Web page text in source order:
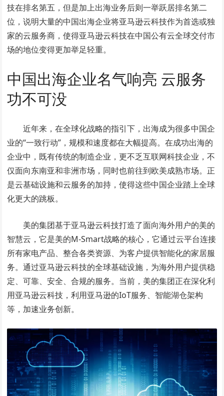
技在排名第五，但是加上出海业务后则一举跃居排名第二
位，说明大量的中国出海企业将亚马逊云科技作为首选或独
家的云服务商，使得亚马逊云科技在中国公有云全球交付市
场的地位变得更加举足轻重。
中国出海企业名气响亮 云服务
功不可没
近年来，在全球化战略的指引下，出海成为很多中国企
业的“一致行动”，规模和速度都在大幅提高。在成功出海的
企业中，既有传统的制造企业，更不乏互联网科技企业，不
仅面向东南亚和非洲市场，同时也前往到欧美成熟市场。正
是云基础设施和云服务的加持，使得这些中国企业踏上全球
化更大的跳板。
美的集团基于亚马逊云科技打造了面向海外用户的美的
智慧云，它是美的M-Smart战略的核心，它通过云平台连接
所有家电产品、整合各类资源、为客户提供智能化的家居服
务。通过亚马逊云科技的全球基础设施，为海外用户提供稳
定、可靠、安全、合规的服务。当前，美的集团正在深化利
用亚马逊云科技，利用亚马逊的IoT服务、智能湖仓架构
等，加速业务创新。